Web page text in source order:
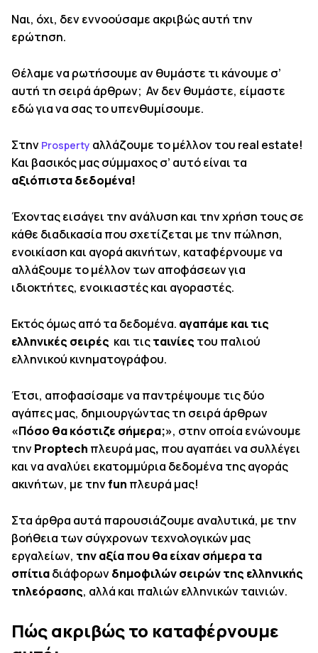
Ναι, όχι, δεν εννοούσαμε ακριβώς αυτή την
ερώτηση.
Θέλαμε να ρωτήσουμε αν θυμάστε τι κάνουμε σ’
αυτή τη σειρά άρθρων; Αν δεν θυμάστε, είμαστε
εδώ για να σας το υπενθυμίσουμε.
Στην Prosperty αλλάζουμε το μέλλον του real estate!
Και βασικός μας σύμμαχος σ’ αυτό είναι τα
αξιόπιστα δεδομένα!
Έχοντας εισάγει την ανάλυση και την χρήση τους σε
κάθε διαδικασία που σχετίζεται με την πώληση,
ενοικίαση και αγορά ακινήτων, καταφέρνουμε να
αλλάξουμε το μέλλον των αποφάσεων για
ιδιοκτήτες, ενοικιαστές και αγοραστές.
Εκτός όμως από τα δεδομένα. αγαπάμε και τις
ελληνικές σειρές και τιςταινίες του παλιού
ελληνικού κινηματογράφου.
Έτσι, αποφασίσαμε να παντρέψουμε τις δύο
αγάπες μας, δημιουργώντας τη σειρά άρθρων
«Πόσο θα κόστιζε σήμερα;», στην οποία ενώνουμε
τηνProptech πλευρά μας, που αγαπάει να συλλέγει
και να αναλύει εκατομμύρια δεδομένα της αγοράς
ακινήτων, με τηνfun πλευρά μας!
Στα άρθρα αυτά παρουσιάζουμε αναλυτικά, με την
βοήθεια των σύγχρονων τεχνολογικών μας
εργαλείων, την αξία που θα είχαν σήμερα τα
σπίτιαδιάφορωνδημοφιλών σειρών της ελληνικής
τηλεόρασης, αλλά και παλιών ελληνικών ταινιών.
Πώς ακριβώς το καταφέρνουμε